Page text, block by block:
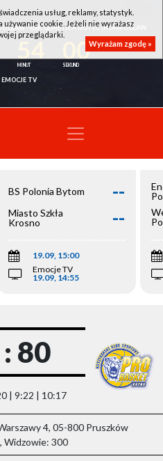
- KSK QEMETICA NOTEĆ INOWROCŁAW
00
EMOCJE TV
BS Polonia Bytom --
Miasto Szkła
Krosno
--
19.09, 15:00
Emocje TV
19.09, 14:55
80
| 9:22 | 10:17
4, 05-800 Pruszków
Widzowie: 300
usług, reklamy, statystyk.
używanie cookie. Jeżeli nie wyrażasz
przeglądarki.
Wyrażam zgodę »